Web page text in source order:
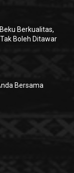
Berkualitas,
Boleh Ditawar
Bersama